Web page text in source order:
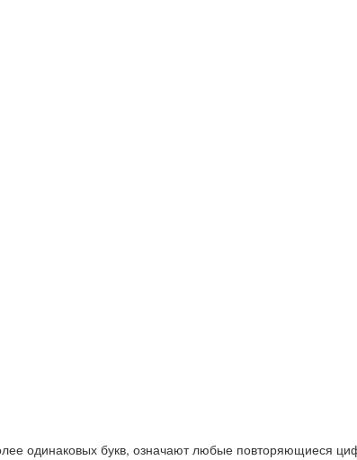
одинаковых букв, означают любые повторяющиеся